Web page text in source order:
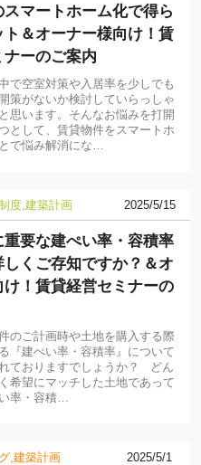
マートホーム化で得ら
ト＆オーナー様向け！賃
ーのご案内
で空室対策や入居率を少しでも
策がないか検討していらっしゃ
思います。そんなお悩みを打開
として、賃貸物件をスマートホ
で悩み解消にな…
度 建築計画 2025/5/15
重要な建ぺい率・容積率
しくご存知ですか？＆オ
け！賃貸経営セミナーの
のご計画時や土地を購入する際
『建ぺい率・容積率』について
ておりますでしょうか？ どん
希望にマッチした土地であって
率・容積…
建築計画 2025/5/1